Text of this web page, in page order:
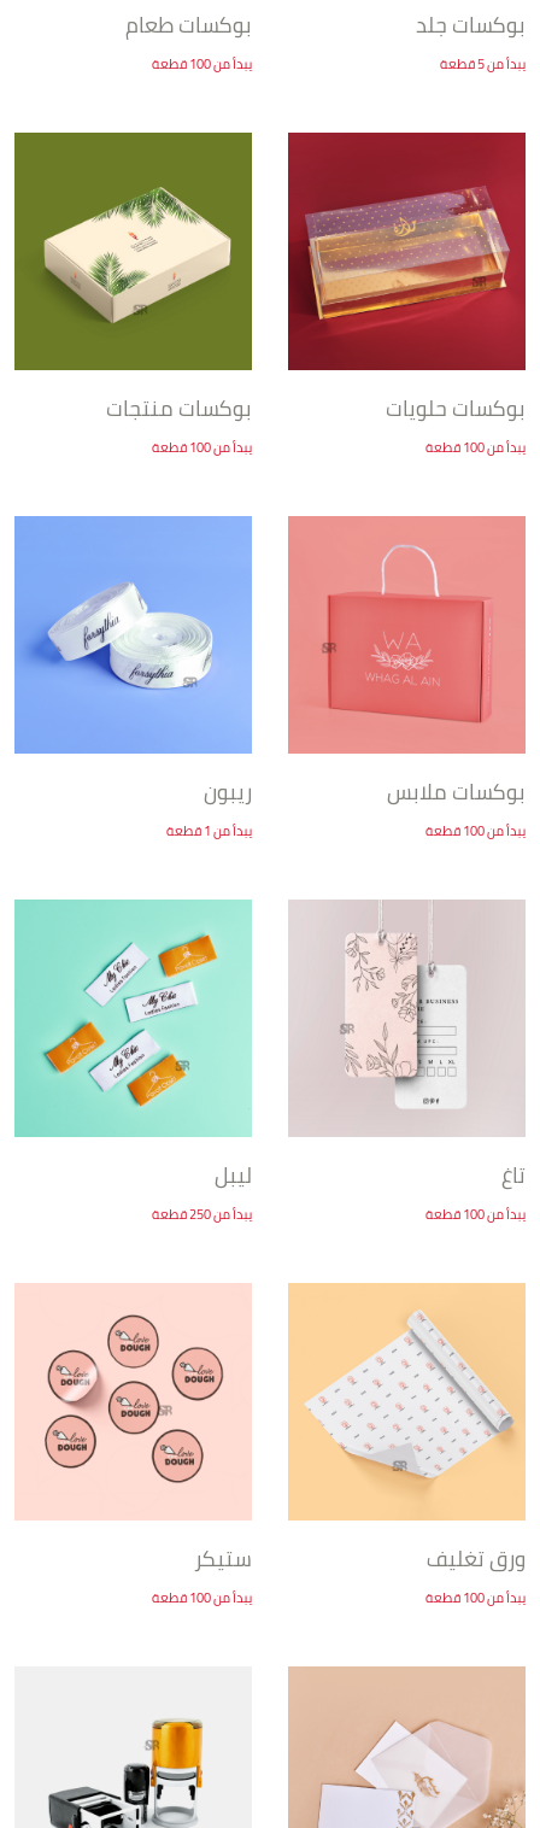
بوكسات جلد
يبدأ من 5 قطعة
بوكسات طعام
يبدأ من 100 قطعة
بوكسات حلويات
يبدأ من 100 قطعة
بوكسات منتجات
يبدأ من 100 قطعة
بوكسات ملابس
يبدأ من 100 قطعة
ريبون
يبدأ من 1 قطعة
تاغ
يبدأ من 100 قطعة
ليبل
يبدأ من 250 قطعة
ورق تغليف
يبدأ من 100 قطعة
ستيكر
يبدأ من 100 قطعة